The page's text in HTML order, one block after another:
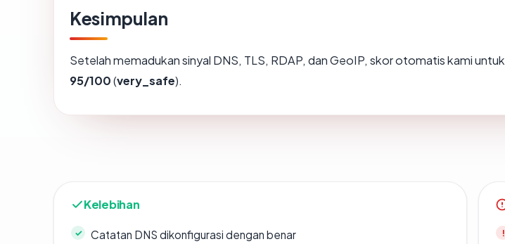
Kesimpulan
Setelah memadukan sinyal DNS, TLS, RDAP, dan GeoIP, skor otomatis kami untuk
95/100(very_safe).
Kelebihan
Catatan DNS dikonfigurasi dengan benar